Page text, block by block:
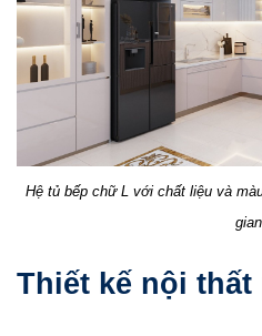
Hệ tủ bếp chữ L với chất liệu và
gian
Thiết kế nội